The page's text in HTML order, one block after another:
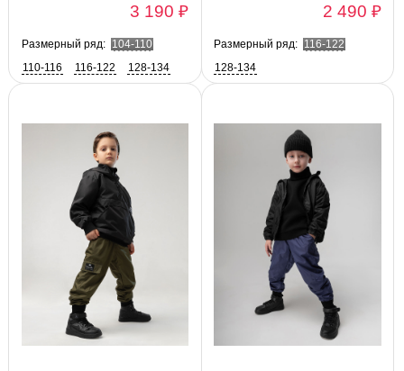
3 190 ₽
Размерный ряд:
104-110
110-116
116-122 128-134
2 490 ₽
Размерный ряд: 116-122
128-134